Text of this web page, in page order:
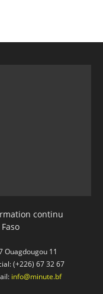
continu
Ouagdougou 11
(+226) 67 32 67
info@minute.bf